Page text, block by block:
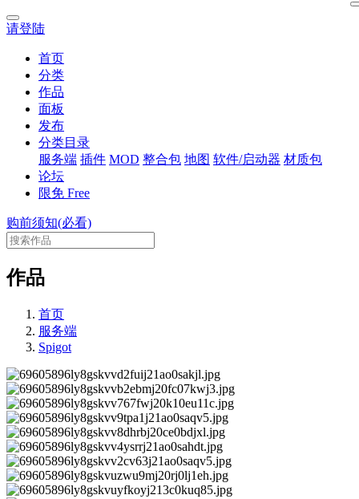
请登陆
首页
分类
作品
面板
发布
分类目录
服务端 插件 MOD 整合包 地图 软件/启动器 材质包
论坛
限免 Free
购前须知(必看)
作品
首页
服务端
Spigot